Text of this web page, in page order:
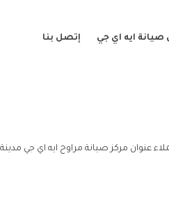
صيانة ايه اي جي إتصل بنا
عنوان مركز صيانة مراوح ايه اي جي